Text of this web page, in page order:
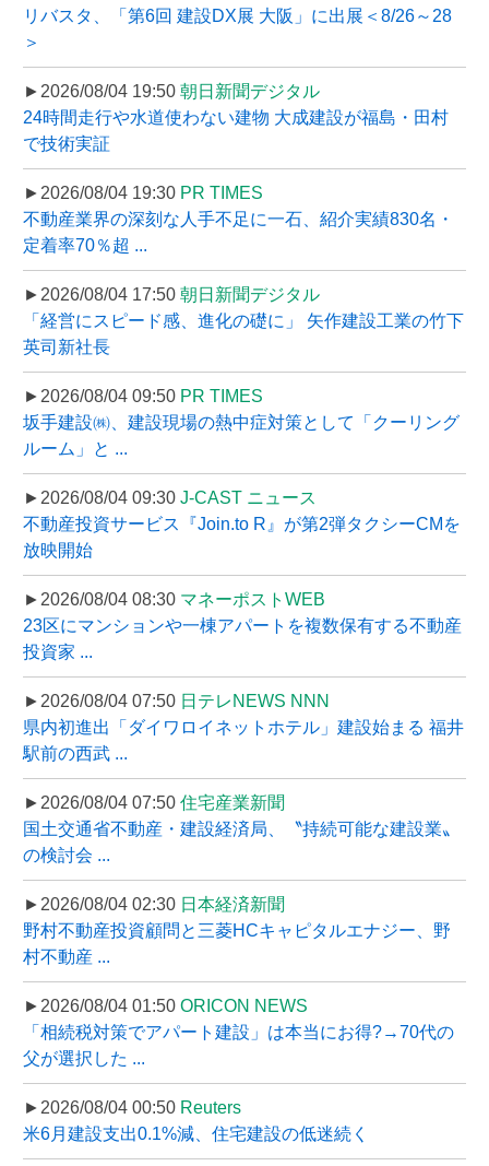
リバスタ、「第6回 建設DX展 大阪」に出展＜8/26～28
＞
►2026/08/04 19:50 朝日新聞デジタル
24時間走行や水道使わない建物 大成建設が福島・田村
で技術実証
►2026/08/04 19:30 PR TIMES
不動産業界の深刻な人手不足に一石、紹介実績830名・
定着率70％超 ...
►2026/08/04 17:50 朝日新聞デジタル
「経営にスピード感、進化の礎に」 矢作建設工業の竹下
英司新社長
►2026/08/04 09:50 PR TIMES
坂手建設㈱、建設現場の熱中症対策として「クーリング
ルーム」と ...
►2026/08/04 09:30 J-CAST ニュース
不動産投資サービス『Join.to R』が第2弾タクシーCMを
放映開始
►2026/08/04 08:30 マネーポストWEB
23区にマンションや一棟アパートを複数保有する不動産
投資家 ...
►2026/08/04 07:50 日テレNEWS NNN
県内初進出「ダイワロイネットホテル」建設始まる 福井
駅前の西武 ...
►2026/08/04 07:50 住宅産業新聞
国土交通省不動産・建設経済局、〝持続可能な建設業〟
の検討会 ...
►2026/08/04 02:30 日本経済新聞
野村不動産投資顧問と三菱HCキャピタルエナジー、野
村不動産 ...
►2026/08/04 01:50 ORICON NEWS
「相続税対策でアパート建設」は本当にお得?→70代の
父が選択した ...
►2026/08/04 00:50 Reuters
米6月建設支出0.1%減、住宅建設の低迷続く